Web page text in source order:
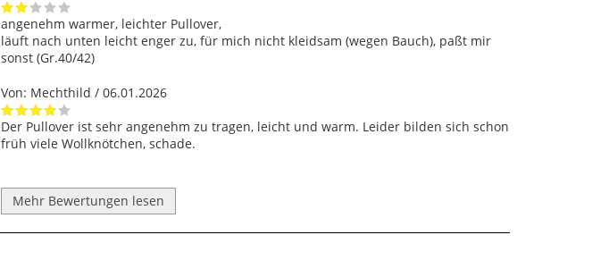
angenehm warmer, leichter Pullover,
läuft nach unten leicht enger zu, für mich nicht kleidsam (wegen Bauch), paßt mir
sonst (Gr.40/42)
Von: Mechthild / 06.01.2026
Der Pullover ist sehr angenehm zu tragen, leicht und warm. Leider bilden sich schon
früh viele Wollknötchen, schade.
Mehr Bewertungen lesen